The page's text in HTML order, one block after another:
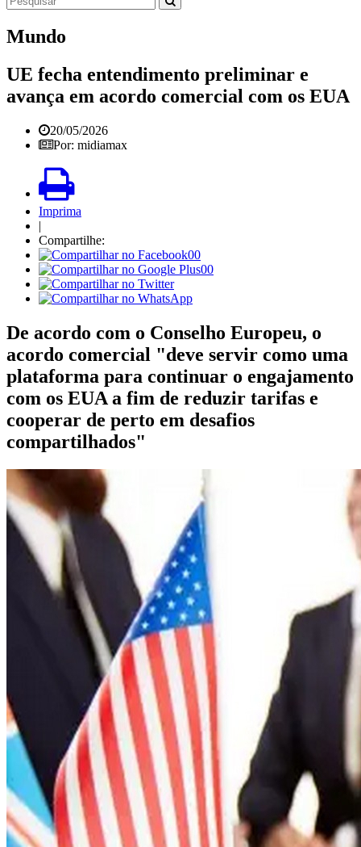
Mundo
UE fecha entendimento preliminar e
avança em acordo comercial com os EUA
20/05/2026
Por: midiamax
Imprima
|
Compartilhe:
00
00
De acordo com o Conselho Europeu, o
acordo comercial "deve servir como uma
plataforma para continuar o engajamento
com os EUA a fim de reduzir tarifas e
cooperar de perto em desafios
compartilhados"